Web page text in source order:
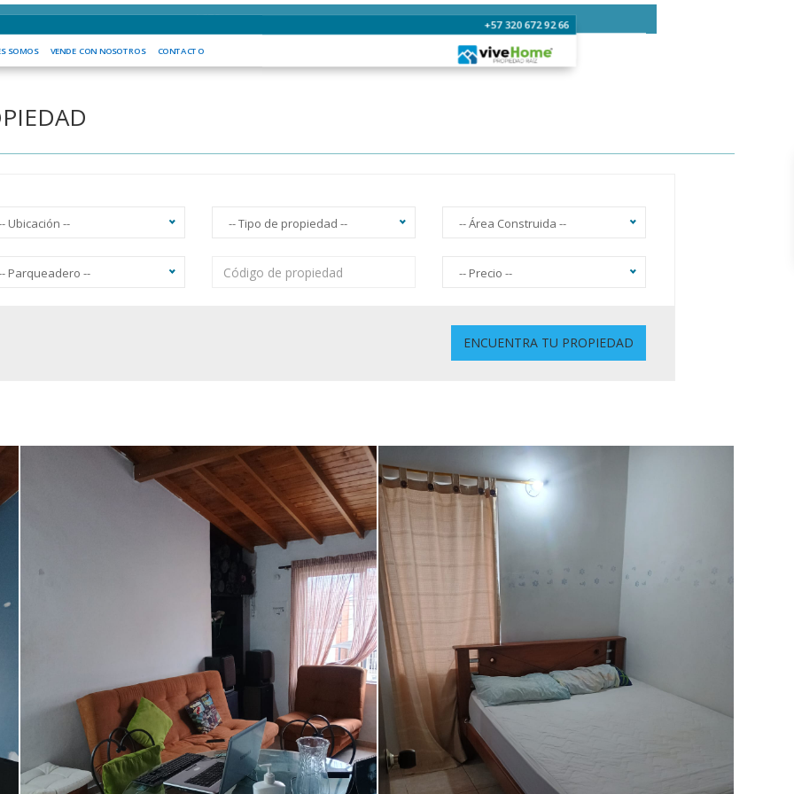
+57 320 672 92 66
SOMOS VENDE CON NOSOTROS CONTACTO
VENDE CON NOSOTROS CONTACTO
Ubicación -- -- Tipo de propiedad -- -- Área Construida --
Parqueadero -- -- Precio --
Transporte público Zona infantil
Sauna Cancha Deportiva
ENCUENTRA TU PROPIEDAD